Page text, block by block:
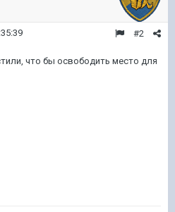
#2
что бы освободить место для